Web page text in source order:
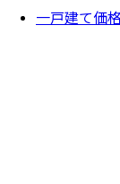
一戸建て価